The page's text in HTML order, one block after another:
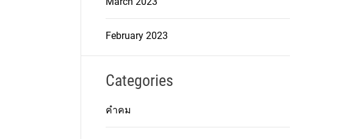
February 2023
Categories
คำคม